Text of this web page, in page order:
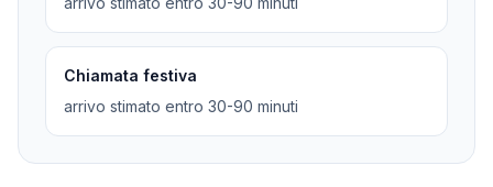
Chiamata festiva
arrivo stimato entro 30-90 minuti